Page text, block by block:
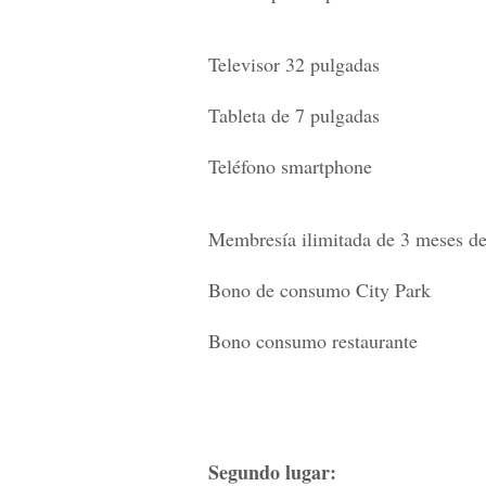
Televisor 32 pulgadas
Tableta de 7 pulgadas
Teléfono smartphone
Membresía ilimitada de 3 meses
Bono de consumo City Park
Bono consumo restaurante
Segundo lugar: